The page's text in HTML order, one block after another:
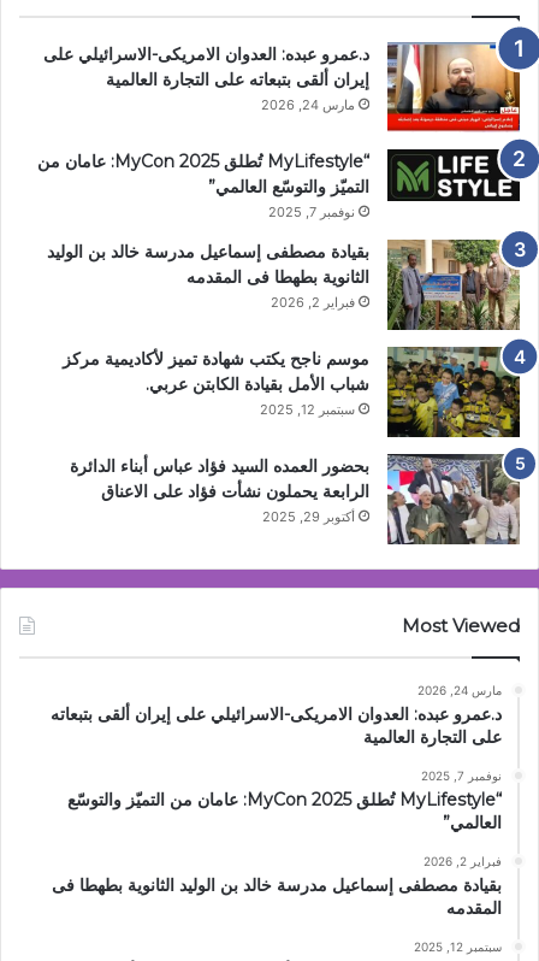
د.عمرو عبده: العدوان الامريكى-الاسرائيلي على
إيران ألقى بتبعاته على التجارة العالمية
مارس 24, 2026
“MyLifestyle تُطلق MyCon 2025: عامان من
التميّز والتوسّع العالمي”
نوفمبر 7, 2025
بقيادة مصطفى إسماعيل مدرسة خالد بن الوليد
الثانوية بطهطا فى المقدمه
فبراير 2, 2026
موسم ناجح يكتب شهادة تميز لأكاديمية مركز
شباب الأمل بقيادة الكابتن عربي.
سبتمبر 12, 2025
بحضور العمده السيد فؤاد عباس أبناء الدائرة
الرابعة يحملون نشأت فؤاد على الاعناق
أكتوبر 29, 2025
Most Viewed
مارس 24, 2026
د.عمرو عبده: العدوان الامريكى-الاسرائيلي على إيران ألقى بتبعاته
على التجارة العالمية
نوفمبر 7, 2025
“MyLifestyle تُطلق MyCon 2025: عامان من التميّز والتوسّع
العالمي”
فبراير 2, 2026
بقيادة مصطفى إسماعيل مدرسة خالد بن الوليد الثانوية بطهطا فى
المقدمه
سبتمبر 12, 2025